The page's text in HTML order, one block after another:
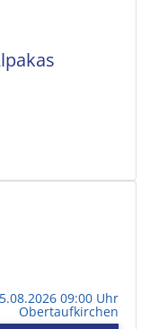
09:00 Uhr
Obertaufkirchen